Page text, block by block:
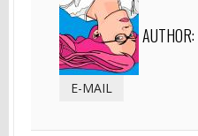
AUTHOR:
E-MAIL